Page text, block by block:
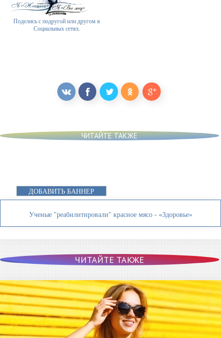
Поделись с подругой или другом в
Социальных сетях.
ЧИТАЙТЕ ТАКЖЕ
ДОБАВИТЬ БАННЕР
Ученые "реабилитировали" красное мясо - «Здоровье»
ЧИТАЙТЕ ТАКЖЕ